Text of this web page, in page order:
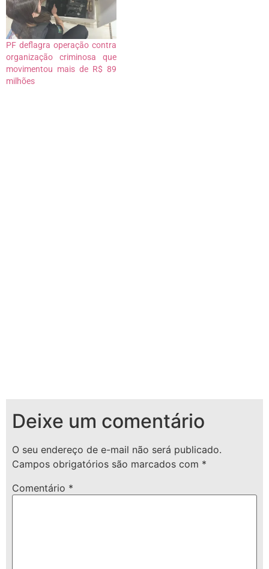
PF deflagra operação contra
organização criminosa que
movimentou mais de R$ 89
milhões
Deixe um comentário
O seu endereço de e-mail não será publicado.
Campos obrigatórios são marcados com *
Comentário *